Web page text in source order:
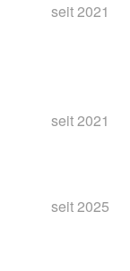
seit 2021
seit 2021
seit 2025